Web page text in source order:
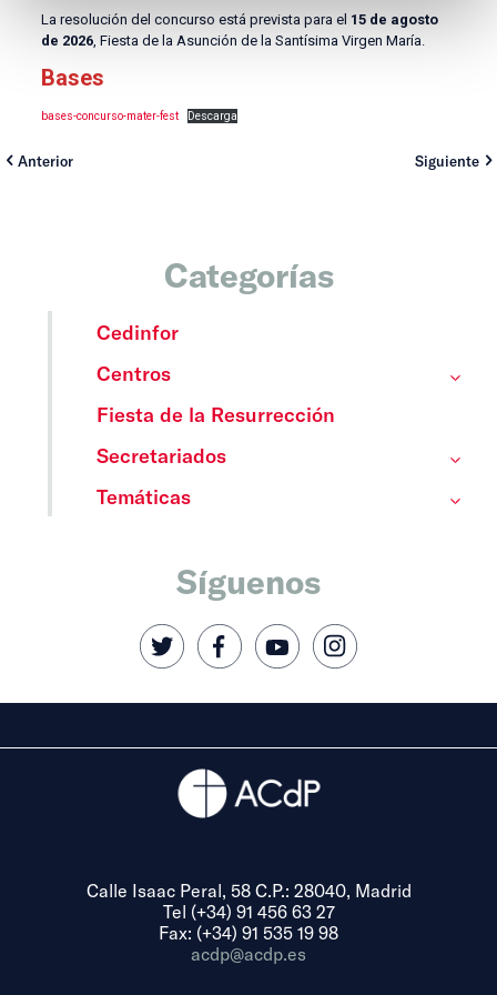
La resolución del concurso está prevista para el 15 de agosto
de 2026, Fiesta de la Asunción de la Santísima Virgen María.
Bases
bases-concurso-mater-fest Descarga
Anterior Siguiente
Categorías
Cedinfor
Centros
Fiesta de la Resurrección
Secretariados
Temáticas
Síguenos
Calle Isaac Peral, 58 C.P.: 28040, Madrid
Tel (+34) 91 456 63 27
Fax: (+34) 91 535 19 98
acdp@acdp.es